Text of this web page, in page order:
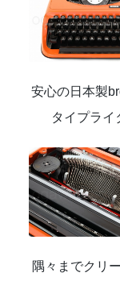
安心の日本製
タイプライ
隅々までクリ